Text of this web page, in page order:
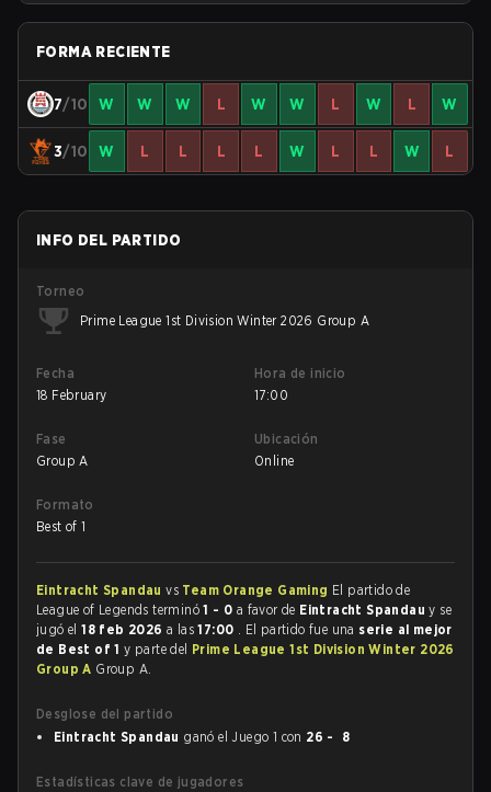
FORMA RECIENTE
7/10 W W W L W W L W L W
3/10 W L L L L W L L W L
INFO DEL PARTIDO
Torneo
Prime League 1st Division Winter 2026 Group A
Fecha
18 February
Hora de inicio
17:00
Fase
Group A
Ubicación
Online
Formato
Best of 1
Eintracht Spandauvs Team Orange Gaming El partido de
League of Legends terminó1 - 0 a favor de Eintracht Spandauy se
jugó el18 feb 2026a las17:00 . El partido fue una serie al mejor
de Best of 1y parte del Prime League 1st Division Winter 2026
Group A Group A.
Desglose del partido
Eintracht Spandau ganó el Juego 1 con 26 - 8
Estadísticas clave de jugadores